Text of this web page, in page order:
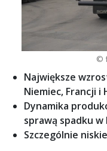
©
Największe
Niemiec, Francji i
Dynamika
sprawą spadku w
Szczególnie